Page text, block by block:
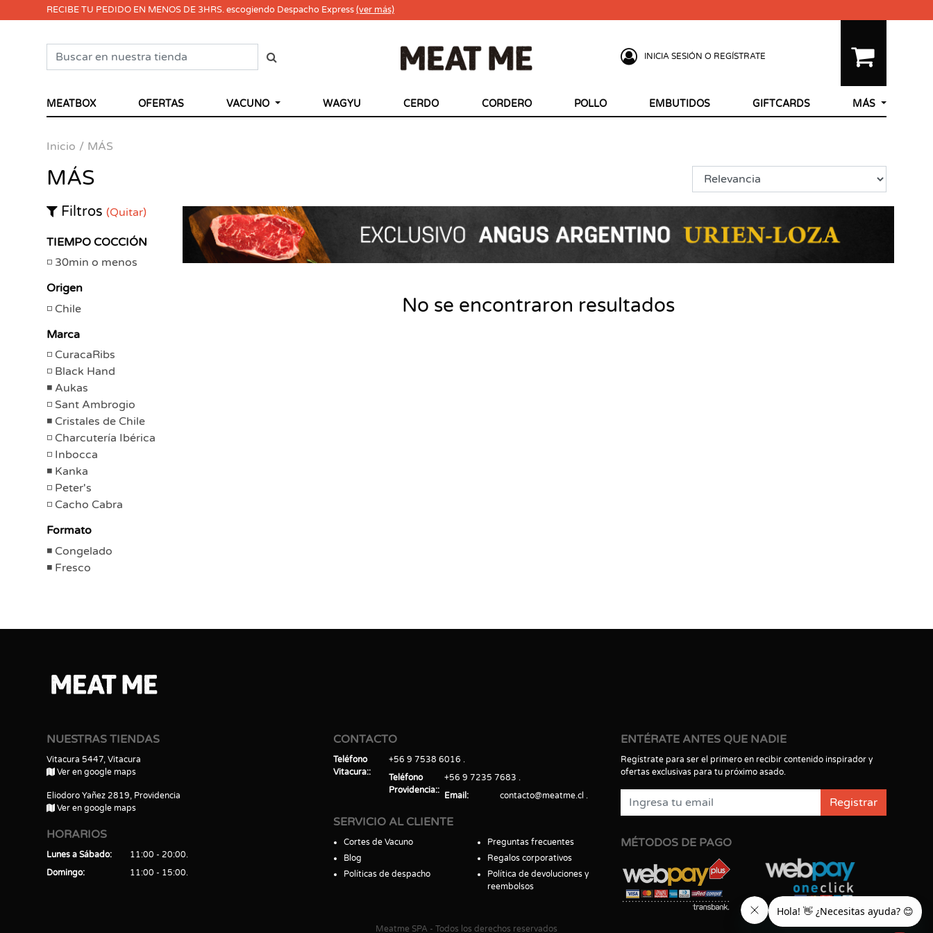
RECIBE TU PEDIDO EN MENOS DE 3HRS. escogiendo Despacho Express(ver más)
INICIA SESIÓN O REGÍSTRATE
MEATBOX OFERTAS VACUNO WAGYU CERDO CORDERO POLLO EMBUTIDOS GIFTCARDS MÁS
Inicio MÁS
MÁS
Filtros (Quitar)
TIEMPO COCCIÓN
30min o menos
Origen
Chile
Marca
CuracaRibs
Black Hand
Aukas
Sant Ambrogio
Cristales de Chile
Charcutería Ibérica
Inbocca
Kanka
Peter's
Cacho Cabra
Formato
Congelado
Fresco
No se encontraron resultados
NUESTRAS TIENDAS
Vitacura 5447, Vitacura
Ver en google maps
Eliodoro Yañez 2819, Providencia
Ver en google maps
HORARIOS
Lunes a Sábado
11:00 - 20:00
Domingo
11:00 - 15:00
CONTACTO
Teléfono
Vitacura:
+56 9 7538 6016
Teléfono
Providencia:
+56 9 7235 7683
Email
contacto@meatme.cl
SERVICIO AL CLIENTE
Cortes de Vacuno
Blog
Políticas de despacho
Preguntas frecuentes
Regalos corporativos
Política de devoluciones y
reembolsos
ENTÉRATE ANTES QUE NADIE
Regístrate para ser el primero en recibir contenido inspirador y
ofertas exclusivas para tu próximo asado.
Registrar
MÉTODOS DE PAGO
Meatme SPA - Todos los derechos reservados